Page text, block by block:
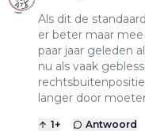
Als dit de
er beter maar
paar jaar geleden
nu als vaak
langer door
1+ Antwoord